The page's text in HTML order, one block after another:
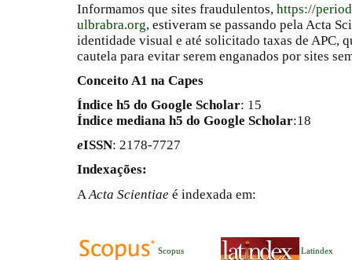
Informamos que sites fraudulentos, https://
ulbrabra.org, estiveram se passando pela Acta
identidade visual e até solicitado taxas de APC,
cautela para evitar serem enganados por sites
Conceito A1 na Capes
Índice h5 do Google Scholar: 15
Índice mediana h5 do Google Scholar:18
eISSN: 2178-7727
Indexações:
A Acta Scientiae é indexada em:
Scopus Latindex